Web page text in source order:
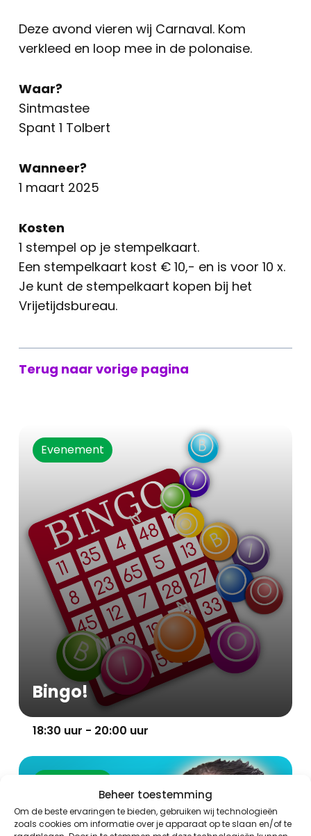
Beheer toestemming
Om de beste ervaringen te bieden, gebruiken wij technologieën
zoals cookies om informatie over je apparaat op te slaan en/of te
Deze avond vieren wij Carnaval. Kom
verkleed en loop mee in de polonaise.
Waar?
Sintmastee
Spant 1 Tolbert
Wanneer?
1 maart 2025
Kosten
1 stempel op je stempelkaart.
Een stempelkaart kost € 10,- en is voor 10 x.
Je kunt de stempelkaart kopen bij het
Vrijetijdsbureau.
Terug naar vorige pagina
Evenement
Bingo!
18:30 uur - 20:00 uur